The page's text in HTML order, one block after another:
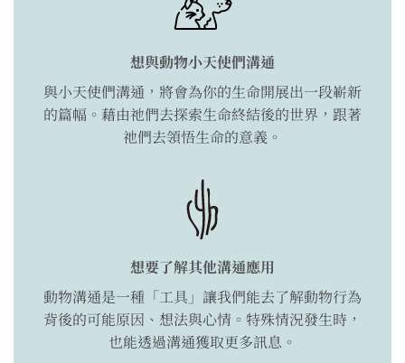
想與動物小天使們溝通
與小天使們溝通，將會為你的生命開展出一段嶄新
的篇幅。藉由祂們去探索生命終結後的世界，跟著
祂們去領悟生命的意義。
想要了解其他溝通應用
動物溝通是一種「工具」讓我們能去了解動物行為
背後的可能原因、想法與心情。特殊情況發生時，
也能透過溝通獲取更多訊息。